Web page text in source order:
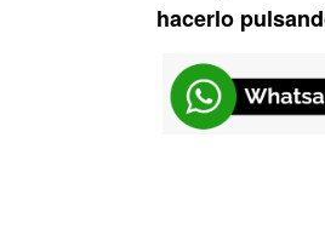
hacerlo